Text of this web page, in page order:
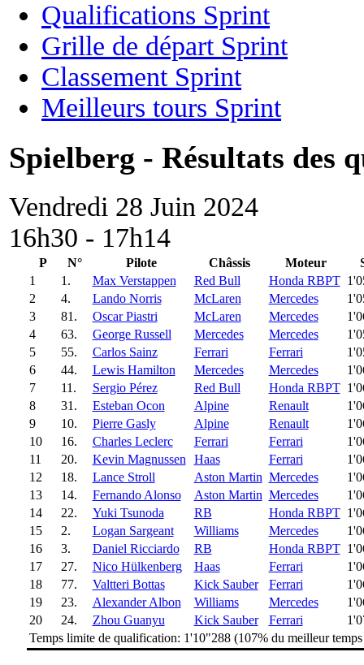
Qualifications Sprint
Grille de départ Sprint
Classement Sprint
Meilleurs tours Sprint
Spielberg - Résultats des
Vendredi 28 Juin 2024
16h30 - 17h14
P N° Pilote Châssis Moteur
1
1. Max Verstappen Red Bull Honda RBPT
2
4. Lando Norris McLaren Mercedes
3
81. Oscar Piastri McLaren Mercedes
4
63. George Russell Mercedes Mercedes
5
55. Carlos Sainz Ferrari Ferrari
6
44. Lewis Hamilton Mercedes Mercedes
7
11. Sergio Pérez Red Bull Honda RBPT
8
31. Esteban Ocon Alpine Renault
9
10. Pierre Gasly Alpine Renault
10
16. Charles Leclerc Ferrari Ferrari
11
20. Kevin Magnussen Haas Ferrari
12
18. Lance Stroll Aston Martin Mercedes
13
14. Fernando Alonso Aston Martin Mercedes
14
22. Yuki Tsunoda RB Honda RBPT
15
2. Logan Sargeant Williams Mercedes
16
3. Daniel Ricciardo RB Honda RBPT
17
27. Nico Hülkenberg Haas Ferrari
18
77. Valtteri Bottas Kick Sauber Ferrari
19
23. Alexander Albon Williams Mercedes
20
24. Zhou Guanyu Kick Sauber Ferrari
Temps limite de qualification: 1'10"288 (107% du meilleur